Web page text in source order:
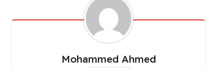
Mohammed Ahmed